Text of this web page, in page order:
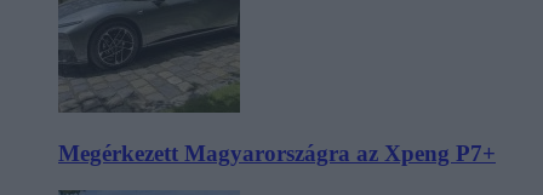
Megérkezett Magyarországra az Xpeng P7+